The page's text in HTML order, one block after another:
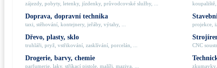
zájezdy, pobyty, letenky, jízdenky, průvodcovské služby, ...
Doprava, dopravní technika
taxi, stěhování, kontejnery, jeřáby, výtahy, ...
Dřevo, plasty, sklo
truhláři, pryž, vstřikování, zasklívání, porcelán, ...
Drogerie, barvy, chemie
parfumerie, laky, stříkací pistole, malíři, maziva, ...
projekce,
CNC